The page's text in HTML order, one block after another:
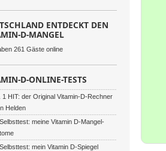
ENTDECKT DEN
D-MANGEL
261 Gäste online
D-ONLINE-TESTS
1 HIT: der Original Vitamin-D-Rechner
Helden
meine Vitamin D-Mangel-
mein Vitamin D-Spiegel